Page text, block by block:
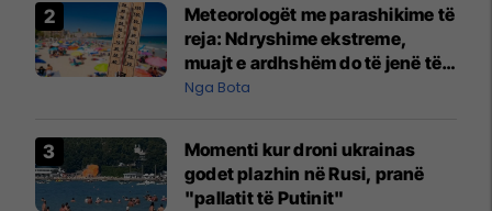
Meteorologët me parashikime të
reja: Ndryshime ekstreme,
muajt e ardhshëm do të jenë të
pazakontë
Nga Bota
Momenti kur droni ukrainas
godet plazhin në Rusi, pranë
"pallatit të Putinit"